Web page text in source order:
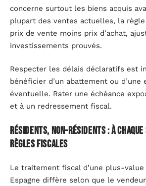
concerne surtout les biens acquis
plupart des ventes actuelles, la
prix de vente moins prix d’achat,
investissements prouvés.
Respecter les délais déclaratifs est
bénéficier d’un abattement ou d’une
éventuelle. Rater une échéance
et à un redressement fiscal.
Résidents, non-résidents : à
règles fiscales
Le traitement fiscal d’une plus-
Espagne diffère selon que le